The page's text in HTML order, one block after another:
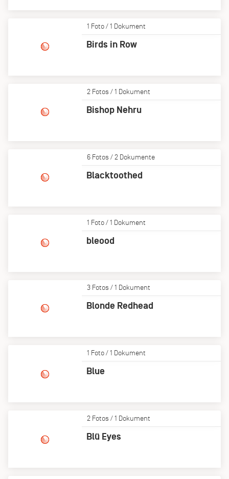
1 Foto / 1 Dokument
Birds in Row
2 Fotos / 1 Dokument
Bishop Nehru
6 Fotos / 2 Dokumente
Blacktoothed
1 Foto / 1 Dokument
bleood
3 Fotos / 1 Dokument
Blonde Redhead
1 Foto / 1 Dokument
Blue
2 Fotos / 1 Dokument
Blü Eyes